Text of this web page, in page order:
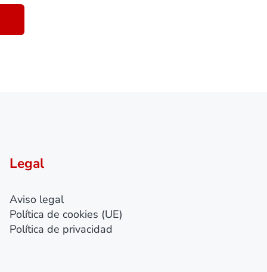
Legal
Aviso legal
Política de cookies (UE)
Política de privacidad